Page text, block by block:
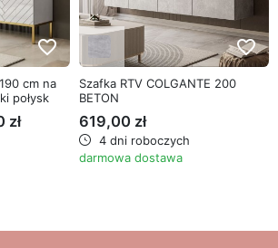
favorite_border
cm na
połysk
zł
favorite_border
Szafka RTV COLGANTE 200
BETON
619,00 zł
4 dni roboczych
darmowa dostawa